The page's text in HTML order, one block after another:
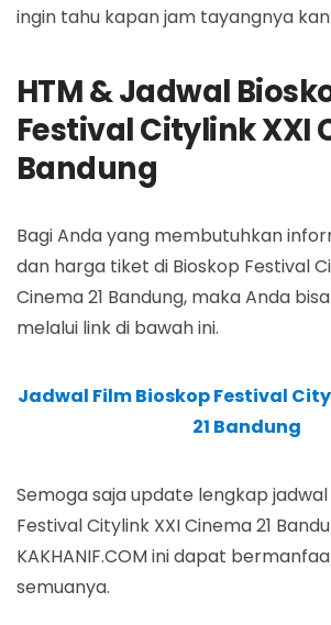
ingin tahu kapan jam tayangnya
HTM & Jadwal
Festival Citylink XXI
Bandung
Bagi Anda yang membutuhkan
dan harga tiket di Bioskop Festival
Cinema 21 Bandung, maka Anda
melalui link di bawah ini.
Jadwal Film Bioskop Festival
21 Bandung
Semoga saja update lengkap
Festival Citylink XXI Cinema 21
KAKHANIF.COM ini dapat
semuanya.